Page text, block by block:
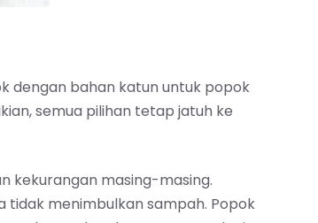
dengan bahan katun untuk popok
semua pilihan tetap jatuh ke
kekurangan masing-masing.
tidak menimbulkan sampah. Popok